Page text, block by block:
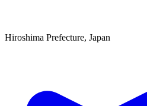
Hiroshima Prefecture, Japan